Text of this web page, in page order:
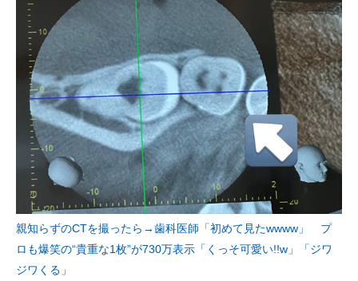
親知らずのCTを撮ったら→歯科医師「初めて見たwwww」 プ
ロも爆笑の“貴重な1枚”が730万表示「くっそ可愛い!!w」「ジワ
ジワくる」